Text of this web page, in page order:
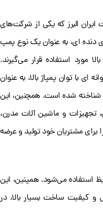
البرز که یکی از شرکت‌های
ای، به عنوان یک نوع پمپ
مورد استفاده قرار می‌گیرند.
ای با توان پمپاژ بالا، به عنوان
شناخته شده است. همچنین، این
تجهیزات و ماشین آلات مدرن،
مشتریان خود تولید و عرضه
استفاده می‌شود. همپنین، این
کیفیت ساخت بسیار بالا، در